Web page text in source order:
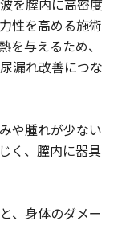
を膣内に高密度
性を高める施術
を与えるため、
漏れ改善につな
や腫れが少ない
く、膣内に器具
、身体のダメー